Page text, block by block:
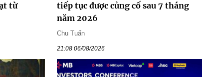
từ
tiếp tục được củng cố sau 7 tháng
năm 2026
Chu Tuấn
21:08 06/08/2026